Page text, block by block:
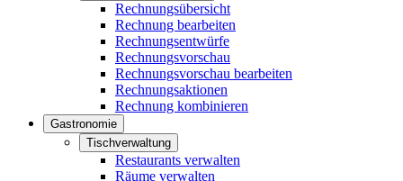
Rechnungsübersicht
Rechnung bearbeiten
Rechnungsentwürfe
Rechnungsvorschau
Rechnungsvorschau bearbeiten
Rechnungsaktionen
Rechnung kombinieren
Gastronomie
Tischverwaltung
Restaurants verwalten
Räume verwalten